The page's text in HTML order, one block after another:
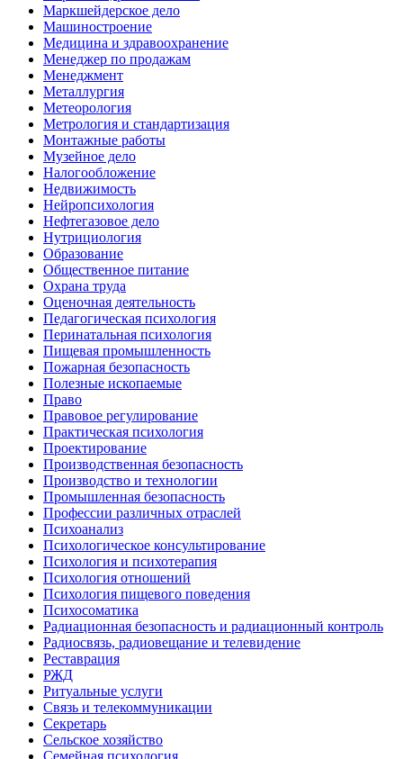
Маркшейдерское дело
Машиностроение
Медицина и здравоохранение
Менеджер по продажам
Менеджмент
Металлургия
Метеорология
Метрология и стандартизация
Монтажные работы
Музейное дело
Налогообложение
Недвижимость
Нейропсихология
Нефтегазовое дело
Нутрициология
Образование
Общественное питание
Охрана труда
Оценочная деятельность
Педагогическая психология
Перинатальная психология
Пищевая промышленность
Пожарная безопасность
Полезные ископаемые
Право
Правовое регулирование
Практическая психология
Проектирование
Производственная безопасность
Производство и технологии
Промышленная безопасность
Профессии различных отраслей
Психоанализ
Психологическое консультирование
Психология и психотерапия
Психология отношений
Психология пищевого поведения
Психосоматика
Радиационная безопасность и радиационный контроль
Радиосвязь, радиовещание и телевидение
Реставрация
РЖД
Ритуальные услуги
Связь и телекоммуникации
Секретарь
Сельское хозяйство
Семейная психология